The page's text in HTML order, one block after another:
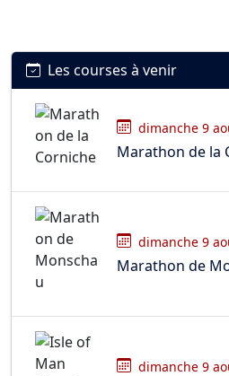
Les courses à venir
dimanche 9
Marathon de la
dimanche 9
Marathon de
dimanche 9